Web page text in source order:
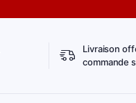
Livraison
commande